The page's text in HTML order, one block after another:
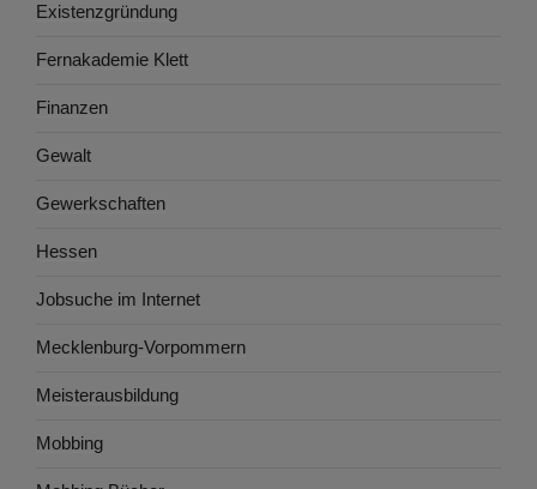
Existenzgründung
Fernakademie Klett
Finanzen
Gewalt
Gewerkschaften
Hessen
Jobsuche im Internet
Mecklenburg-Vorpommern
Meisterausbildung
Mobbing